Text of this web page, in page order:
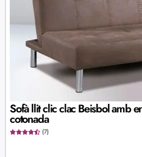
Sofà llit clic clac Beisbol amb
cotonada
(7)